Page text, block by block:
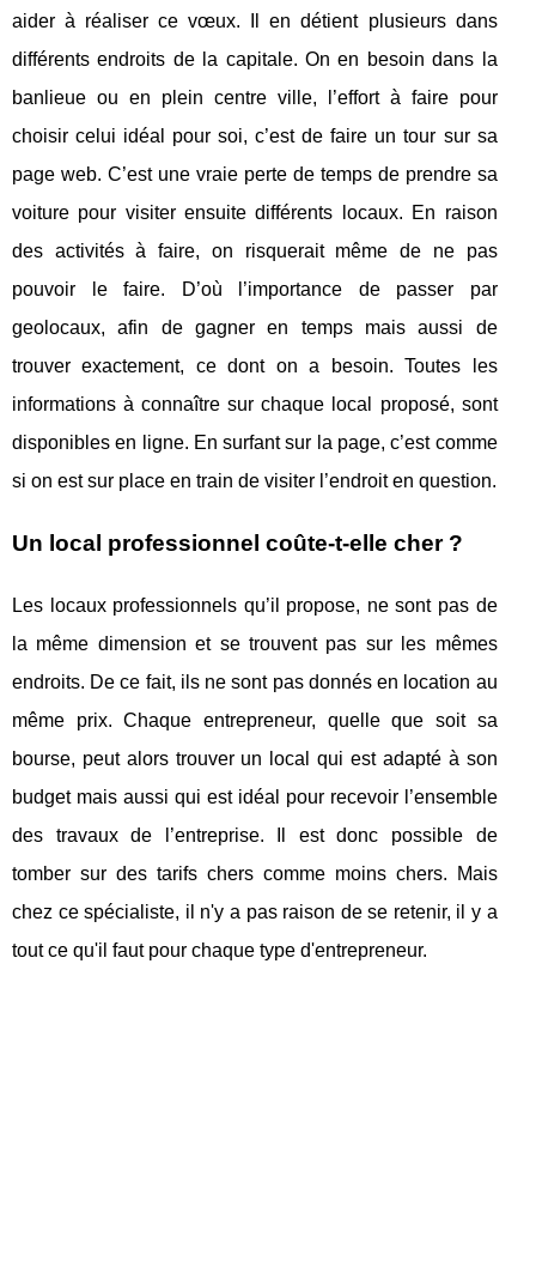
aider à réaliser ce vœux. Il en détient plusieurs dans
différents endroits de la capitale. On en besoin dans la
banlieue ou en plein centre ville, l’effort à faire pour
choisir celui idéal pour soi, c’est de faire un tour sur sa
page web. C’est une vraie perte de temps de prendre sa
voiture pour visiter ensuite différents locaux. En raison
des activités à faire, on risquerait même de ne pas
pouvoir le faire. D’où l’importance de passer par
geolocaux, afin de gagner en temps mais aussi de
trouver exactement, ce dont on a besoin. Toutes les
informations à connaître sur chaque local proposé, sont
disponibles en ligne. En surfant sur la page, c’est comme
si on est sur place en train de visiter l’endroit en question.
Un local professionnel coûte-t-elle cher ?
Les locaux professionnels qu’il propose, ne sont pas de
la même dimension et se trouvent pas sur les mêmes
endroits. De ce fait, ils ne sont pas donnés en location au
même prix. Chaque entrepreneur, quelle que soit sa
bourse, peut alors trouver un local qui est adapté à son
budget mais aussi qui est idéal pour recevoir l’ensemble
des travaux de l’entreprise. Il est donc possible de
tomber sur des tarifs chers comme moins chers. Mais
chez ce spécialiste, il n'y a pas raison de se retenir, il y a
tout ce qu'il faut pour chaque type d'entrepreneur.